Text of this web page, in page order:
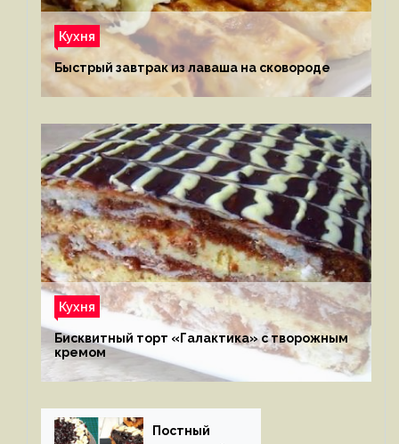
Кухня
Быстрый завтрак из лаваша на сковороде
Кухня
Бисквитный торт «Галактика» с творожным
кремом
Постный